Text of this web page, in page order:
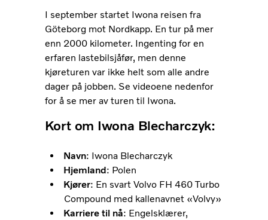
I september startet Iwona reisen fra
Göteborg mot Nordkapp. En tur på mer
enn 2000 kilometer. Ingenting for en
erfaren lastebilsjåfør, men denne
kjøreturen var ikke helt som alle andre
dager på jobben. Se videoene nedenfor
for å se mer av turen til Iwona.
Kort om Iwona Blecharczyk:
Navn: Iwona Blecharczyk
Hjemland: Polen
Kjører: En svart Volvo FH 460 Turbo
Compound med kallenavnet «Volvy»
Karriere til nå: Engelsklærer,